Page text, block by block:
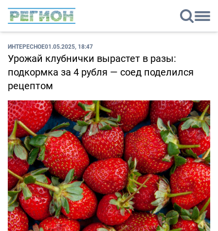
ИНТЕРЕСНОЕ01.05.2025, 18:47
Урожай клубнички вырастет в разы:
подкормка за 4 рубля — соед поделился
рецептом